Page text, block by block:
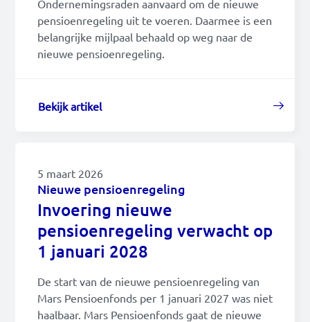
2022
Ondernemingsraden aanvaard om de nieuwe
pensioenregeling uit te voeren. Daarmee is een
belangrijke mijlpaal behaald op weg naar de
nieuwe pensioenregeling.
Bekijk artikel
5 maart 2026
Nieuwe pensioenregeling
Invoering nieuwe
pensioenregeling verwacht op
1 januari 2028
De start van de nieuwe pensioenregeling van
Mars Pensioenfonds per 1 januari 2027 was niet
haalbaar. Mars Pensioenfonds gaat de nieuwe